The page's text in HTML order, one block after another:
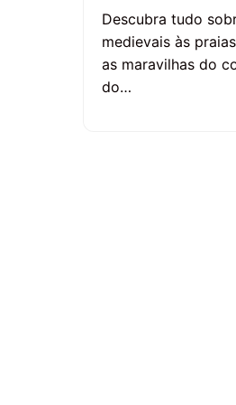
Descubra tudo
medievais às
as maravilhas do
do…